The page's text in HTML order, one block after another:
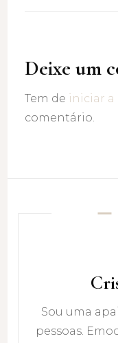
Deixe um
Tem de iniciar a
comentário.
Sou uma
pessoas.